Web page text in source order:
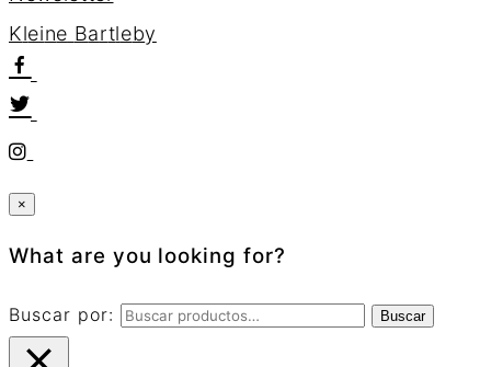
Kleine Bartleby
×
What are you looking for?
Buscar por: Buscar